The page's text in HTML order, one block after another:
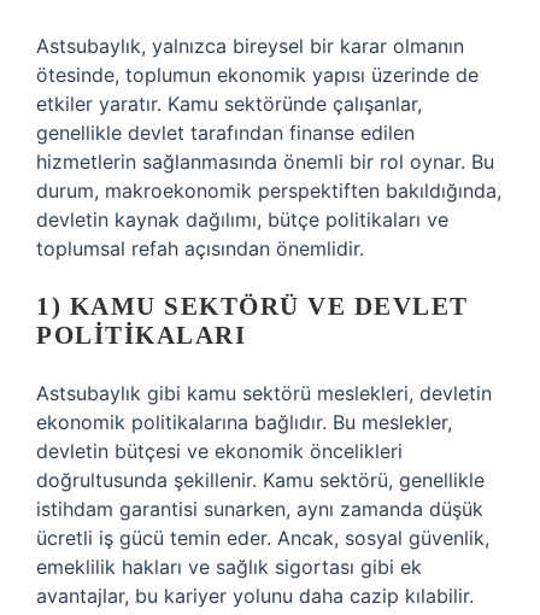
Astsubaylık, yalnızca bireysel bir karar olmanın
ötesinde, toplumun ekonomik yapısı üzerinde de
etkiler yaratır. Kamu sektöründe çalışanlar,
genellikle devlet tarafından finanse edilen
hizmetlerin sağlanmasında önemli bir rol oynar. Bu
durum, makroekonomik perspektiften bakıldığında,
devletin kaynak dağılımı, bütçe politikaları ve
toplumsal refah açısından önemlidir.
1) KAMU SEKTÖRÜ VE DEVLET
POLITIKALARI
Astsubaylık gibi kamu sektörü meslekleri, devletin
ekonomik politikalarına bağlıdır. Bu meslekler,
devletin bütçesi ve ekonomik öncelikleri
doğrultusunda şekillenir. Kamu sektörü, genellikle
istihdam garantisi sunarken, aynı zamanda düşük
ücretli iş gücü temin eder. Ancak, sosyal güvenlik,
emeklilik hakları ve sağlık sigortası gibi ek
avantajlar, bu kariyer yolunu daha cazip kılabilir.